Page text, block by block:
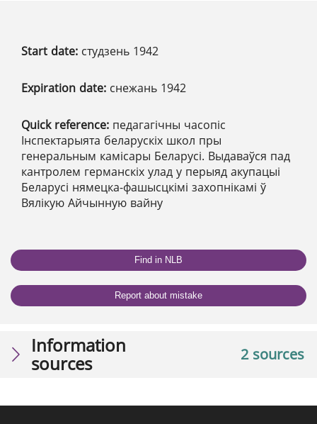
Start date: студзень 1942
Expiration date: снежань 1942
Quick reference: педагагічны часопіс
Інспектарыята беларускіх школ пры
генеральным камісары Беларусі. Выдаваўся пад
кантролем германскіх улад у перыяд акупацыі
Беларусі нямецка-фашысцкімі захопнікамі ў
Вялікую Айчынную вайну
Find in NLB
Report about mistake
2 sources
Information
sources